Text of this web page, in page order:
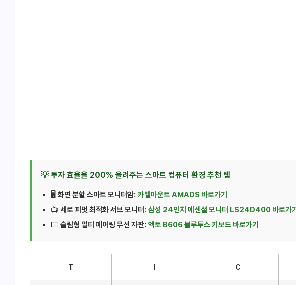
💡 투자 효율을 200% 올려주는 스마트 컴퓨터 환경 추천 템
🖥️ 화면 분할 스마트 모니터암: 카멜마운트 AMADS 바로가기
📺 세로 피벗 최적화 서브 모니터: 삼성 24인치 에센셜 모니터 LS24D400 바로가기
⌨️ 슬림형 멀티 페어링 무선 자판: 엑토 B606 블루투스 키보드 바로가기
T I C